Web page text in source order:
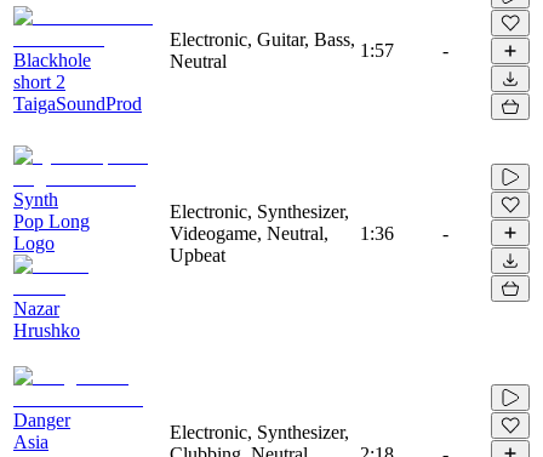
Blackhole
short 2
TaigaSoundProd
Electronic, Guitar, Bass,
Neutral
1:57 -
Synth
Pop Long
Logo
Nazar
Hrushko
Electronic, Synthesizer,
Videogame, Neutral,
Upbeat
1:36 -
Danger
Asia
Electronic, Synthesizer,